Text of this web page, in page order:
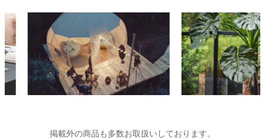
掲載外の商品も多数お取扱いしております。